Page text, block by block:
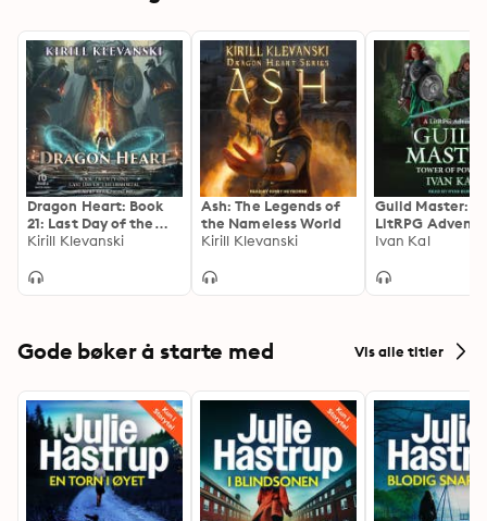
Dragon Heart: Book
21: Last Day of the
Immortal
Kirill Klevanski
Ash: The Legends of
the Nameless World
Kirill Klevanski
Guild Master: A
LitRPG
Ivan Kal
Gode bøker å starte med Vis alle titler